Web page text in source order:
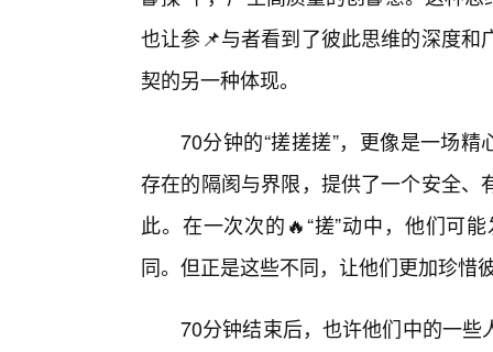
也让参📌与者看到了彼此思维的深度
契的另一种体现。
70分钟的“搓搓搓”，更像是一场
存在的隔阂与界限，提供了一个安全
此。在一次次的🔥“搓”动中，他们可
同。但正是这些不同，让他们更加珍惜
70分钟结束后，也许他们中的一